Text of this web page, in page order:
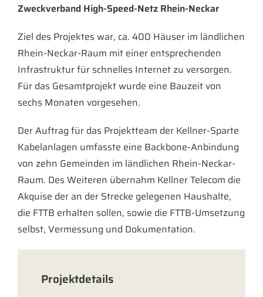
Zweckverband High-Speed-Netz Rhein-Neckar
Ziel des Projektes war, ca. 400 Häuser im ländlichen
Rhein-Neckar-Raum mit einer entsprechenden
Infrastruktur für schnelles Internet zu versorgen.
Für das Gesamtprojekt wurde eine Bauzeit von
sechs Monaten vorgesehen.
Der Auftrag für das Projektteam der Kellner-Sparte
Kabelanlagen umfasste eine Backbone-Anbindung
von zehn Gemeinden im ländlichen Rhein-Neckar-
Raum. Des Weiteren übernahm Kellner Telecom die
Akquise der an der Strecke gelegenen Haushalte,
die FTTB erhalten sollen, sowie die FTTB-Umsetzung
selbst, Vermessung und Dokumentation.
Projektdetails